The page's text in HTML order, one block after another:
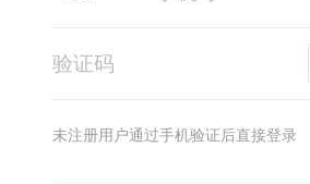
未注册用户通过手机验证后直接登录